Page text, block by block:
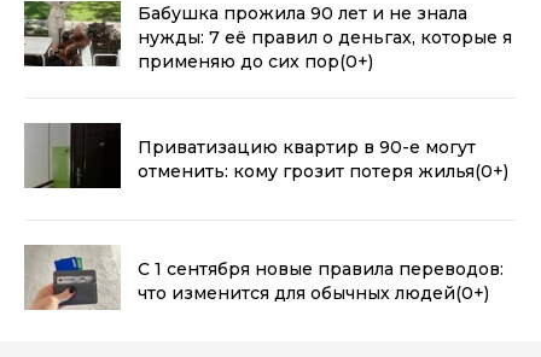
Бабушка прожила 90 лет и не знала
нужды: 7 её правил о деньгах, которые я
применяю до сих пор(0+)
Приватизацию квартир в 90-е могут
отменить: кому грозит потеря жилья(0+)
С 1 сентября новые правила переводов:
что изменится для обычных людей(0+)